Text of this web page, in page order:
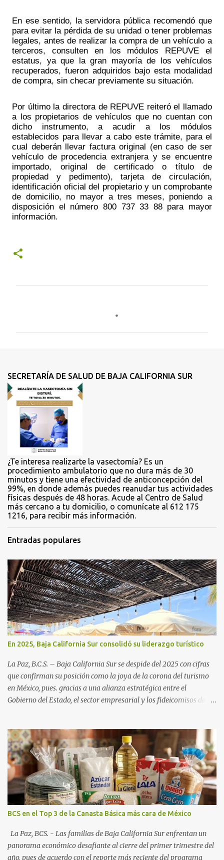
En ese sentido, la servidora pública recomendó que
para evitar la pérdida de su unidad o tener problemas
legales, antes de realizar la compra de un vehículo a
terceros, consulten en los módulos REPUVE el
estatus, ya que la gran mayoría de los vehículos
recuperados, fueron adquiridos bajo esta modalidad
de compra, sin checar previamente su situación.
Por último la directora de REPUVE reiteró el llamado
a los propietarios de vehículos que no cuentan con
dicho instrumento, a acudir a los módulos
establecidos para llevar a cabo este trámite, para el
cual deberán llevar factura original (en caso de ser
vehículo de procedencia extranjera y se encuentre
importado, original de certificado o título de
propiedad y pedimento), tarjeta de circulación,
identificación oficial del propietario y un comprobante
de domicilio​, no mayor a tres meses, poniendo a
disposición el número 800 737 33 88 para mayor
información.
t
a
r
o
SECRETARÍA DE SALUD DE BAJA CALIFORNIA SUR
¿Te interesa realizarte la vasectomía? Es un
procedimiento ambulatorio que no dura más de 30
minutos y tiene una efectividad de anticoncepción del
99%, en donde además puedes reanudar tus actividades
físicas después de 48 horas. Acude al Centro de Salud
más cercano a tu domicilio, o comunícate al 612 175
1216, para recibir más información.
Entradas populares
En 2025, Baja California Sur consolidó su liderazgo turístico
La Paz, B.C.S. – Baja California Sur se despide del 2025 con cifras
que confirman su posición como la joya de la corona del turismo
en México, pues. gracias a una alianza estratégica entre el
Gobierno del Estado, el sector empresarial y los fideicomisos de
una derrama económica sin precedentes. Las proyecciones para
este periodo vacacional son optimistas, con un promedio estatal
que supera el 70% . Sin embargo, la sorpresa del año la ha dado el
norte del estado. Comondú encabeza las expectativas con un
impresionante 89% de ocupación, impulsado por el interés
creciente en el turismo de naturaleza. Le siguen destinos
consolidados y emergentes: Los Cabos: 72% promedio (esperando
picos del 79% en Año Nuevo). La Paz: 66%. Loreto: 58%. Mulegé:
54%. "Estamos viendo un fenómeno de diversificación. Ya no solo
vienen por el lujo de Los Cabos, sino por la aut...
BCS en el Top 3 de la Canasta Básica más cara de México
La Paz, BCS. - Las familias de Baja California Sur enfrentan un
panorama económico desafiante al cierre del primer trimestre del
año, pues de acuerdo con el reporte más reciente del programa